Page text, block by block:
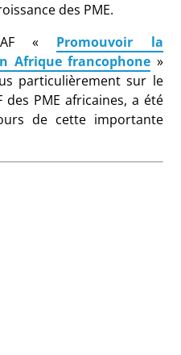
des PME.
« Promouvoir la
Afrique francophone »
particulièrement sur le
des PME africaines, a été
de cette importante